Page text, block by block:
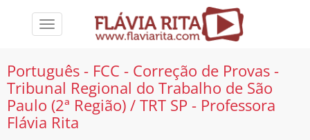
Toggle
Português - FCC - Correção de Provas -
Tribunal Regional do Trabalho de São
Paulo (2ª Região) / TRT SP - Professora
Flávia Rita